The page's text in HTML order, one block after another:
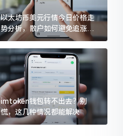
以太坊币美元行情今日价格走
势分析，散户如何避免追涨杀
跌被套牢
imtoken钱包转不出去？别
慌，这几种情况都能解决